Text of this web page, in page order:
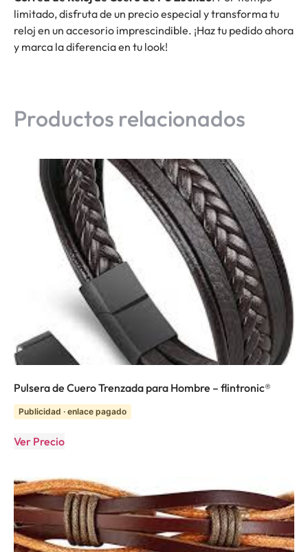
limitado, disfruta de un precio especial y transforma tu
reloj en un accesorio imprescindible. ¡Haz tu pedido ahora
y marca la diferencia en tu look!
Productos relacionados
Pulsera de Cuero Trenzada para Hombre – flintronic®
Publicidad · enlace pagado
Ver Precio